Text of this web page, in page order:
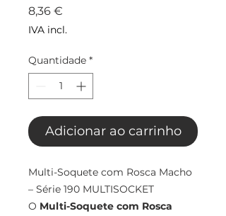
8,36 €
IVA incl.
Quantidade *
Adicionar ao carrinho
Multi-Soquete com Rosca Macho
– Série 190 MULTISOCKET
O Multi-Soquete com Rosca